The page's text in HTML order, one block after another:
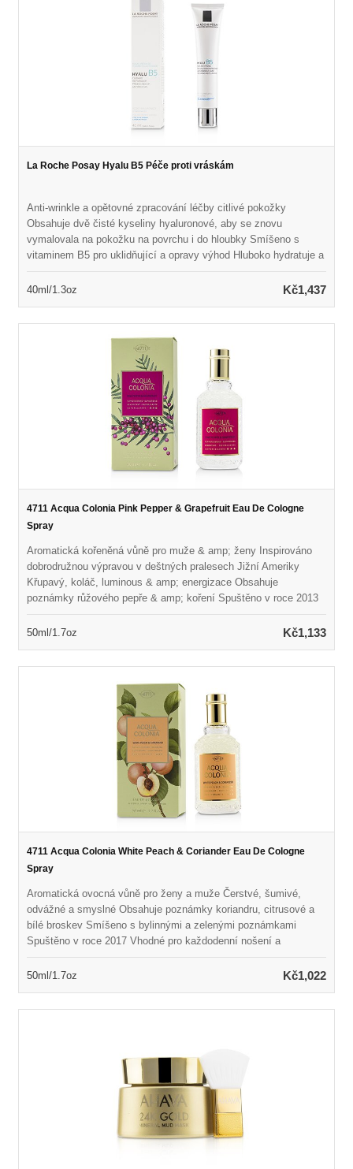
La Roche Posay Hyalu B5 Péče proti vráskám
Anti-wrinkle a opětovné zpracování léčby citlivé pokožky
Obsahuje dvě čisté kyseliny hyaluronové, aby se znovu
vymalovala na pokožku na povrchu i do hloubky Smíšeno s
vitaminem B5 pro uklidňující a opravy výhod Hluboko hydratuje a
svěží a pružnější s přirozenou plností
40ml/1.3oz Kč1,437
4711 Acqua Colonia Pink Pepper & Grapefruit Eau De Cologne
Spray
Aromatická kořeněná vůně pro muže & amp; ženy Inspirováno
dobrodružnou výpravou v deštných pralesech Jižní Ameriky
Křupavý, koláč, luminous & amp; energizace Obsahuje
poznámky růžového pepře & amp; koření Spuštěno v roce 2013
50ml/1.7oz
Kč1,133
4711 Acqua Colonia White Peach & Coriander Eau De Cologne
Spray
Aromatická ovocná vůně pro ženy a muže Čerstvé, šumivé,
odvážné a smyslné Obsahuje poznámky koriandru, citrusové a
bílé broskev Smíšeno s bylinnými a zelenými poznámkami
Spuštěno v roce 2017 Vhodné pro každodenní nošení a
50ml/1.7oz
Kč1,022